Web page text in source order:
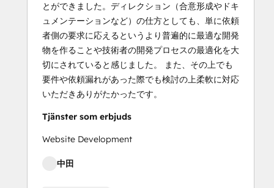
とができました。ディレクション（合意形成やドキ
ュメンテーションなど）の仕方としても、単に依頼
者側の要求に応えるというより普遍的に最適な開発
物を作ることや技術者の開発プロセスの最適化を大
切にされていると感じました。 また、その上でも
要件や依頼漏れがあった際でも検討の上柔軟に対応
いただきありがたかったです。
Tjänster som erbjuds
Website Development
中田